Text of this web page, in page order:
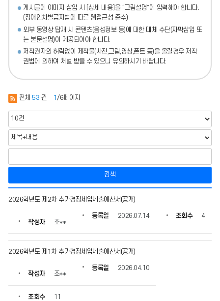
게시글에 이미지 삽입 시 [상세 내용]을 “그림설명”에 입력해야 합니다.
(장애인차별금지법에 따른 웹접근성 준수)
외부 동영상 탑재 시 콘텐츠(음성정보 등)에 대한 대체 수단(자막삽입 또
는 본문설명)이 제공되어야 합니다.
저작권자의 허락없이 제작물(사진,그림,영상,폰트 등)을 올릴경우 저작
권법에 의하여 처벌 받을 수 있으니 유의하시기 바랍니다.
전체 53 건 1 /6페이지
검색
결
황
의
게
2026학년도 제2차 추가경정세입세출예산서(공개)
작성자 조**
등록일 2026.07.14 조회수 4
2026학년도 제1차 추가경정세입세출예산서(공개)
작성자 조**
등록일 2026.04.10
조회수 11